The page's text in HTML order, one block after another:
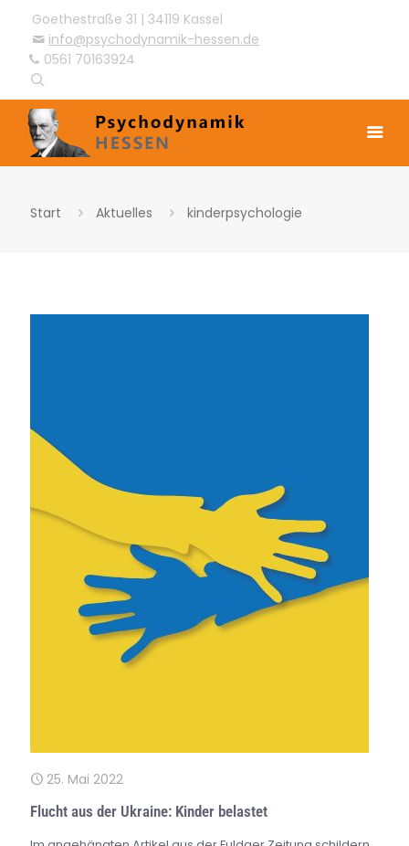
Goethestraße 31 | 34119 Kassel
info@psychodynamik-hessen.de
0561 70163924
Start Aktuelles kinderpsychologie
25. Mai 2022
Flucht aus der Ukraine: Kinder belastet